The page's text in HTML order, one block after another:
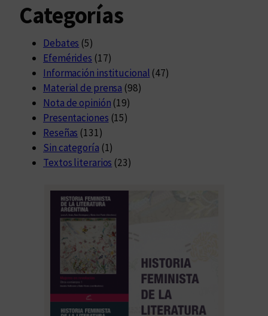
Categorías
Debates (5)
Efemérides (17)
Información institucional (47)
Material de prensa (98)
Nota de opinión (19)
Presentaciones (15)
Reseñas (131)
Sin categoría (1)
Textos literarios (23)